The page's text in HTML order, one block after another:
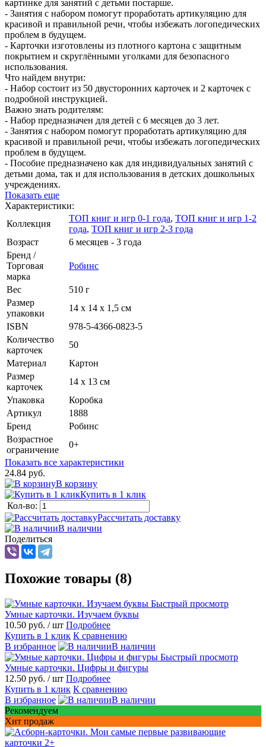
картинке для занятий с детьми постарше.
- Занятия с набором помогут проработать артикуляцию для
красивой и правильной речи, чтобы избежать логопедических
проблем в будущем.
- Карточки изготовлены из плотного картона с защитным
покрытием и скруглёнными уголками для безопасного
использования.
Что найдем внутри:
- Набор состоит из 50 двусторонних карточек и 2 карточек с
подробной инструкцией.
Важно знать родителям:
- Набор предназначен для детей с 6 месяцев до 3 лет.
- Занятия с набором помогут проработать артикуляцию для
красивой и правильной речи, чтобы избежать логопедических
проблем в будущем.
- Пособие предназначено как для индивидуальных занятий с
детьми дома, так и для использования в детских дошкольных
учреждениях.
Показать еще
Характеристики:
Коллекция
ТОП книг и игр 0-1 года, ТОП книг и игр 1-2
года, ТОП книг и игр 2-3 года
Возраст
6 месяцев - 3 года
Бренд /
Торговая
марка
Робинс
Вес
510 г
Размер
упаковки
14 х 14 х 1,5 см
ISBN
978-5-4366-0823-5
Количество
карточек
50
Материал
Картон
Размер
карточек
14 х 13 см
Упаковка
Коробка
Артикул
1888
Бренд
Робинс
Возрастное
ограничение
0+
Показать все характеристики
24.84 руб.
В корзину
Купить в 1 клик
Кол-во:
Рассчитать доставку
В наличии
Поделиться
Похожие товары (8)
Быстрый просмотр
Умные карточки. Изучаем буквы
10.50 руб. / шт Подробнее
Купить в 1 клик К сравнению
В избранное
В наличии
Быстрый просмотр
Умные карточки. Цифры и фигуры
12.50 руб. / шт Подробнее
Купить в 1 клик К сравнению
В избранное
В наличии
Рекомендуем
Хит продаж